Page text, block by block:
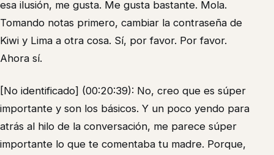
esa ilusión, me gusta. Me gusta bastante. Mola.
Tomando notas primero, cambiar la contraseña de
Kiwi y Lima a otra cosa. Sí, por favor. Por favor.
Ahora sí.
[No identificado] (00:20:39): No, creo que es súper
importante y son los básicos. Y un poco yendo para
atrás al hilo de la conversación, me parece súper
importante lo que te comentaba tu madre. Porque,